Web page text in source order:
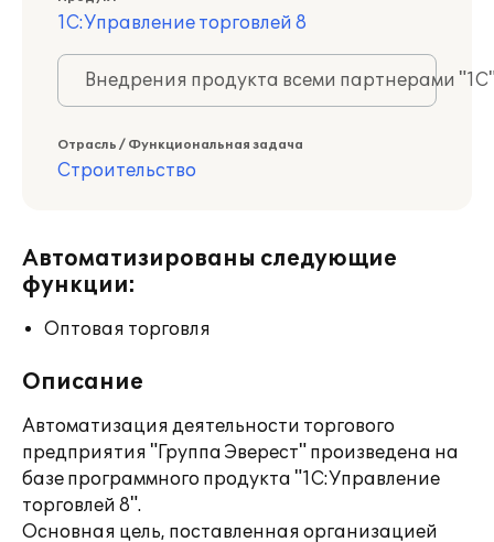
1С:Управление торговлей 8
Внедрения продукта всеми партнерами
Отрасль / Функциональная задача
Строительство
Автоматизированы следующие
функции:
Оптовая торговля
Описание
Автоматизация деятельности торгового
предприятия "Группа Эверест" произведена на
базе программного продукта "1С:Управление
торговлей 8".
Основная цель, поставленная организацией